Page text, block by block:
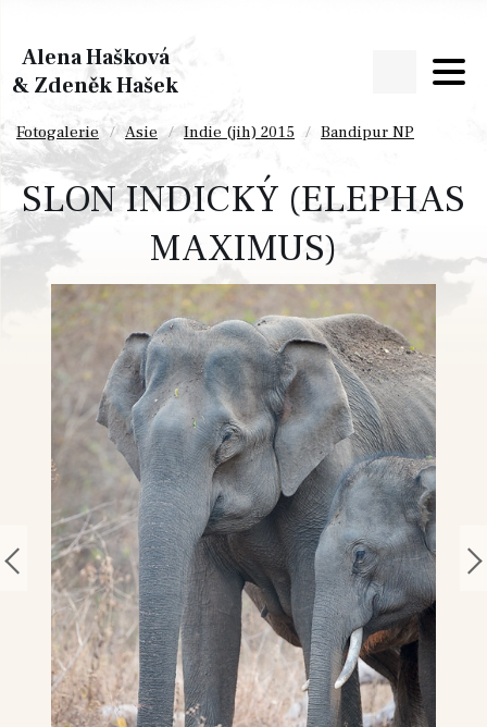
Alena Hašková
& Zdeněk Hašek
Fotogalerie Asie Indie (jih) 2015 Bandipur NP
SLON INDICKÝ (ELEPHAS
MAXIMUS)